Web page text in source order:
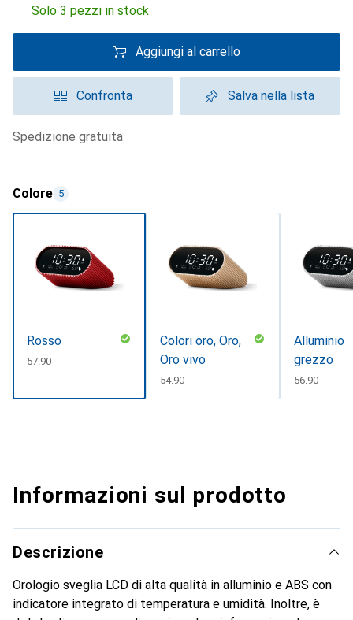
Solo 3 pezzi in stock
Aggiungi al carrello
Confronta Salva nella lista
spedizione gratuita
Colore 5
Rosso
CHF
57.90
Colori oro, Oro,
Oro vivo
CHF
54.90
Alluminio
grezzo
CHF
56.90
Informazioni sul prodotto
Descrizione
Orologio sveglia LCD di alta qualità in alluminio e ABS con
indicatore integrato di temperatura e umidità. Inoltre, è